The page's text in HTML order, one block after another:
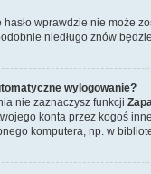
hasło wprawdzie nie może
niedługo znów
wylogowanie?
nie zaznaczysz funkcji
konta przez kogoś
komputera, np. w